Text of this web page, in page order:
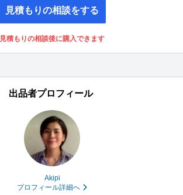
見積もりの相談をする
見積もりの相談後に購入できます
出品者プロフィール
Akipi
プロフィール詳細へ